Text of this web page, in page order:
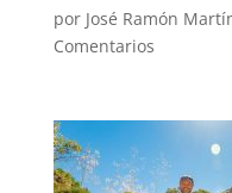
por José Ramón
Comentarios